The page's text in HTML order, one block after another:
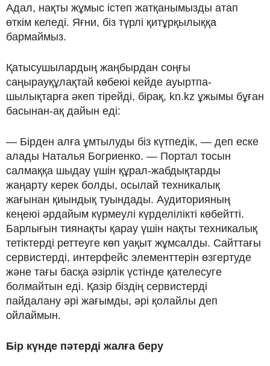
Адал, нақты жұмыс істеп жатқанымызды атап
өткім келеді. Яғни, біз түрлі қитұрқылыққа
бармаймыз.
Қатысушылардың жаңбырдан соңғы
саңырауқұлақтай көбеюі кейде ауыртпа-
шылықтарға әкеп тірейді, бірақ, kn.kz ұжымы бұған
басынан-ақ дайын еді:
— Бірден алға ұмтылуды біз күтпедік, — деп еске
алады Наталья Богриенко. — Портал тосын
салмаққа шыдау үшін құрал-жабдықтарды
жаңарту керек болды, осылай техникалық
жағынан қиындық туындады. Аудиторияның
кеңеюі әрдайым күрмеулі күрделілікті көбейтті.
Барлығын тиянақты қарау үшін нақты техникалық
тетіктерді реттеуге көп уақыт жұмсалды. Сайттағы
сервистерді, интерфейс элементтерін өзгертуде
және тағы басқа әзірлік үстінде қателесуге
болмайтын еді. Қазір біздің сервистерді
пайдалану әрі жағымды, әрі қолайлы деп
ойлаймын.
Бір күнде пәтерді жалға беру